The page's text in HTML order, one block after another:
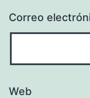
Correo
Web